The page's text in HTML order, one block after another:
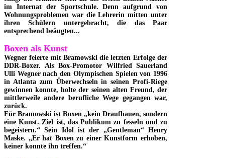
im Internat der Sportschule. Denn aufgrund von
Wohnungsproblemen war die Lehrerin mitten unter
ihren Schülern untergebracht, die das Paar
entsprechend beäugten...
Boxen als Kunst
Wegner feierte mit Bramowski die letzten Erfolge der
DDR-Boxer. Als Box-Promotor Wilfried Sauerland
Ulli Wegner nach den Olympischen Spielen von 1996
in Atlanta zum Überwechseln in seinen Profi-Riege
gewinnen konnte, holte der seinen alten Freund, der
mittlerweile andere berufliche Wege gegangen war,
zurück.
Für Bramowski ist Boxen „kein Draufhauen, sondern
eine Kunst. Ziel ist, das Publikum zu fesseln und zu
begeistern.“ Sein Idol ist der „Gentleman“ Henry
Maske. „Er hat Boxen zu einer Kunstform erhoben,
keiner konnte ihn treffen.“